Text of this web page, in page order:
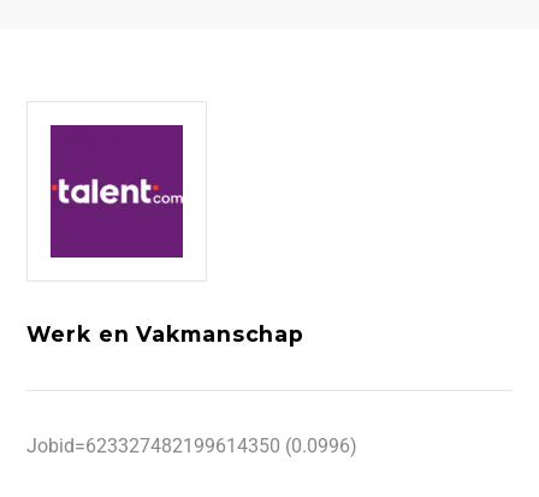
Werk en Vakmanschap
Jobid=623327482199614350 (0.0996)